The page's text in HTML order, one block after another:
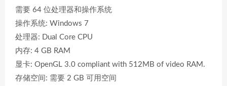
需要 64 位处理器和操作系统
操作系统: Windows 7
处理器: Dual Core CPU
内存: 4 GB RAM
显卡: OpenGL 3.0 compliant with 512MB of video RAM.
存储空间: 需要 2 GB 可用空间